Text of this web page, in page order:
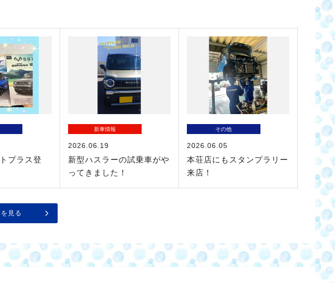
プラス登
新車情報
2026.06.19
新型ハスラーの試乗車がや
ってきました！
その他
2026.06.05
本荘店にもスタンプラリー
来店！
見る